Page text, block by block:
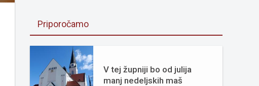
Priporočamo
V tej župniji bo od julija
manj nedeljskih maš